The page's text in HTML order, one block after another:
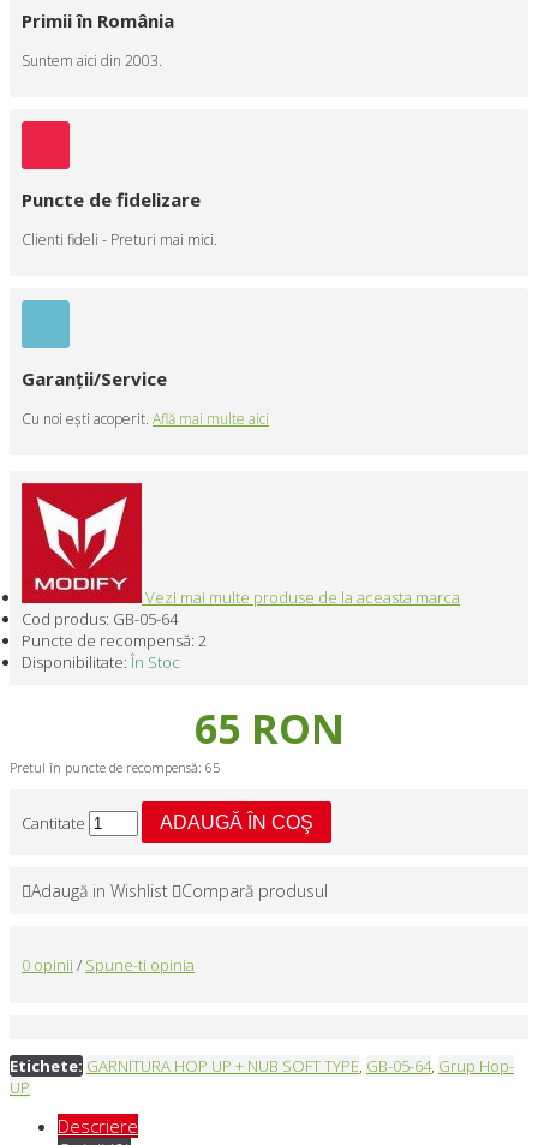
Primii în România
Suntem aici din 2003.
Puncte de fidelizare
Clienti fideli - Preturi mai mici.
Garanţii/Service
Cu noi eşti acoperit. Află mai multe aici
Vezi mai multe produse de la aceasta marca
Cod produs: GB-05-64
Puncte de recompensă: 2
Disponibilitate:În Stoc
65 RON
Pretul în puncte de recompensă: 65
Cantitate ADAUGĂ ÎN COŞ
Adaugă in Wishlist Compară produsul
0 opinii / Spune-ti opinia
Etichete: GARNITURA HOP UP + NUB SOFT TYPE, GB-05-64, Grup Hop-
UP
Descriere